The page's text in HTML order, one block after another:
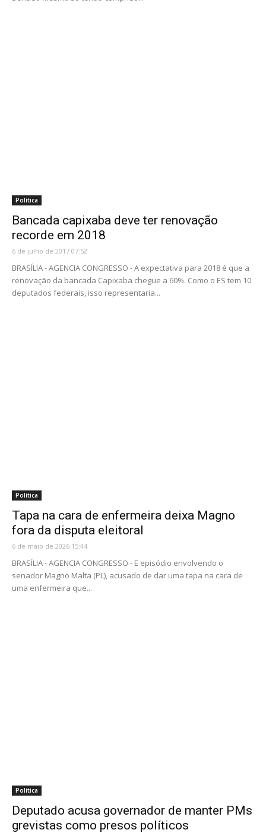
Política
Bancada capixaba deve ter renovação
recorde em 2018
6 de julho de 2017 07:52
BRASÍLIA - AGENCIA CONGRESSO - A expectativa para 2018 é que a
renovação da bancada Capixaba chegue a 60%. Como o ES tem 10
deputados federais, isso representaria...
Política
Tapa na cara de enfermeira deixa Magno
fora da disputa eleitoral
6 de maio de 2026 15:44
BRASÍLIA - AGENCIA CONGRESSO - E episódio envolvendo o
senador Magno Malta (PL), acusado de dar uma tapa na cara de
uma enfermeira que...
Política
Deputado acusa governador de manter PMs
grevistas como presos políticos